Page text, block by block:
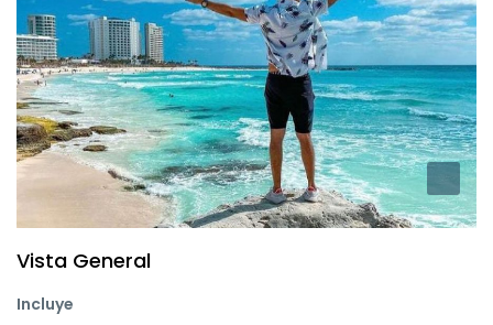
Vista General
Incluye